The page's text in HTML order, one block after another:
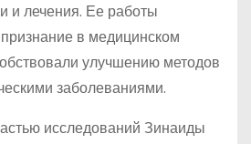
и лечения. Ее работы
в медицинском
улучшению методов
заболеваниями.
исследований Зинаиды